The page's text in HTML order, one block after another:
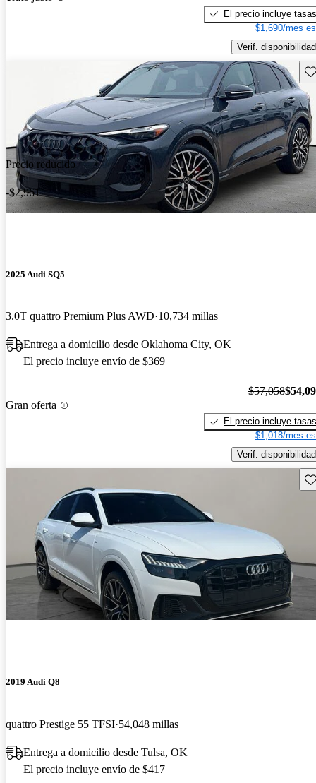
El precio incluye tasas
$1,690/mes
Verif. disponibilidad
Precio reducido
-$2,961
2025 Audi SQ5
3.0T quattro Premium Plus AWD 10,734 millas
Entrega a domicilio desde Oklahoma City, OK
El precio incluye envío de $369
Gran oferta
$57,058
El precio incluye tasas
$1,018/mes
Verif. disponibilidad
2019 Audi Q8
quattro Prestige 55 TFSI 54,048 millas
Entrega a domicilio desde Tulsa, OK
El precio incluye envío de $417